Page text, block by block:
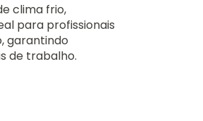
clima frio,
para profissionais
garantindo
de trabalho.